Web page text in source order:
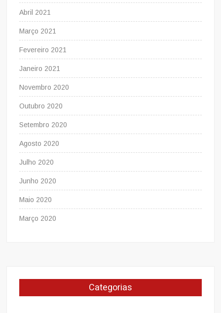
Abril 2021
Março 2021
Fevereiro 2021
Janeiro 2021
Novembro 2020
Outubro 2020
Setembro 2020
Agosto 2020
Julho 2020
Junho 2020
Maio 2020
Março 2020
Categorias